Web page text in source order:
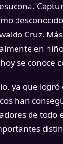
Cruz.
en
se conoce
ya que logró
han
de todo